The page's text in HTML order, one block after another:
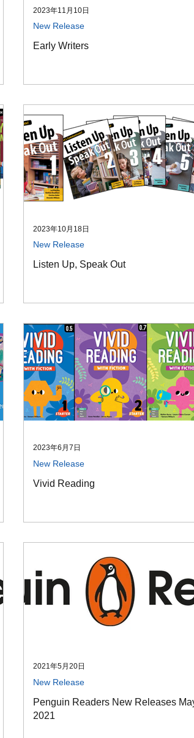
Early Writers
New Release
2023年11月10日
Listen Up, Speak Out
New Release
2023年10月18日
Vivid Reading
New Release
2023年6月7日
Penguin Readers New Releases
2021
New Release
2021年5月20日